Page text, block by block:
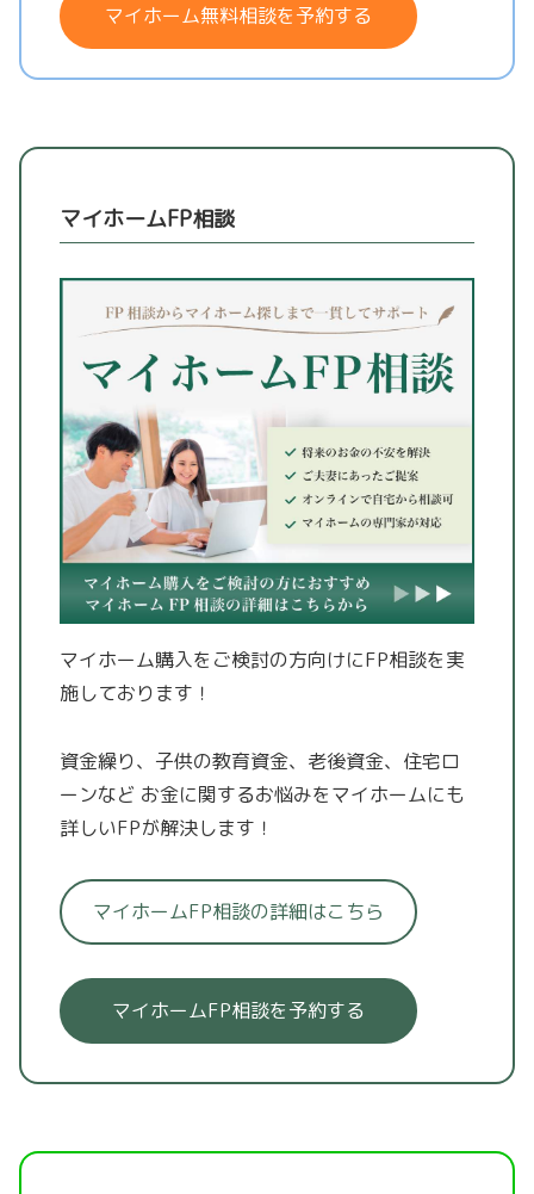
マイホーム無料相談を予約する
マイホームFP相談
マイホーム購入をご検討の方向けにFP相談を実
施しております！
資金繰り、子供の教育資金、老後資金、住宅ロ
ーンなど お金に関するお悩みをマイホームにも
詳しいFPが解決します！
マイホームFP相談の詳細はこちら
マイホームFP相談を予約する